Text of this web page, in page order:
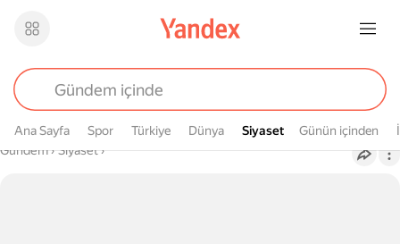
Ana Sayfa Spor Türkiye Dünya Siyaset
Siyaset Günün içinden
Buradasın
Gündem› Siyaset›